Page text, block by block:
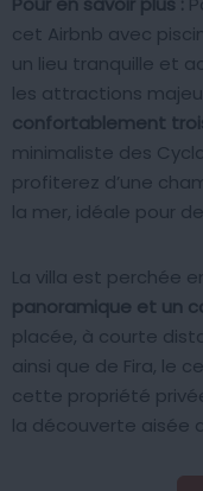
cet Airbnb avec
un lieu tranquille et
les attractions
confortablement
minimaliste des
profiterez d’une
la mer, idéale pour
La villa est perchée
panoramique et un
placée, à courte
ainsi que de Fira, le
cette propriété
la découverte aisée